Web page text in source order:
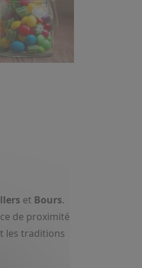
et Bours.
de proximité
les traditions